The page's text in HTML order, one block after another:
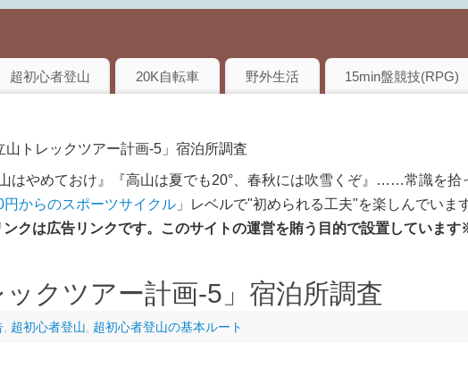
超初心者登山 20K自転車 野外生活 15min盤競技(RPG)
山トレックツアー計画-5」宿泊所調査
はやめておけ』『高山は夏でも20°、春秋には吹雪くぞ』……常識を拾
円からのスポーツサイクル 」レベルで"初められる工夫"を楽しんでいます
クは広告リンクです。このサイトの運営を賄う目的で設置していま
クツアー計画-5」宿泊所調査
超初心者登山 超初心者登山の基本ルート